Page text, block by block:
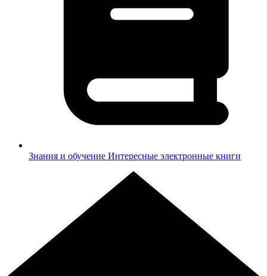
Знания и обучение Интересные электронные книги